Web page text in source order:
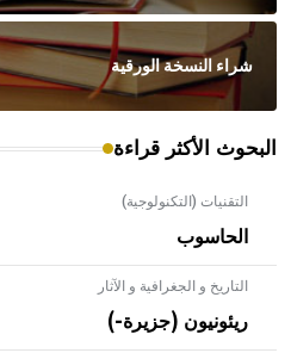
شراء النسخة الورقية
البحوث الأكثر قراءة
التقنيات (التكنولوجية)
الحاسوب
التاريخ و الجغرافية و الآثار
ريئونيون (جزيرة-)